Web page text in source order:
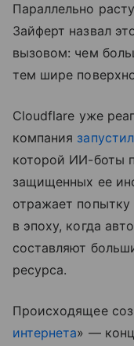
Параллельно
Зайферт назвал
вызовом: чем
тем шире
Cloudflare уже
компания
которой ИИ-боты
защищенных ее
отражает
в эпоху, когда
составляют
ресурса.
Происходящее
интернета» —